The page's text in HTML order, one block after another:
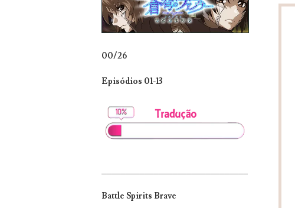
00/26
Episódios 01-13
Battle Spirits Brave